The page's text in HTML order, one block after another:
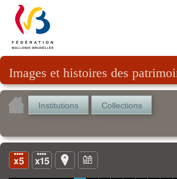
Images et histoires des
Institutions Collections